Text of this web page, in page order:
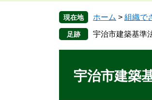
現在地 ホーム > 組織で
宇治市建築基準
宇治市建築